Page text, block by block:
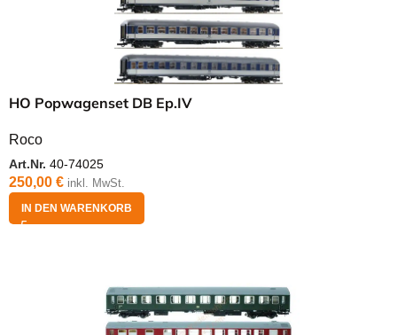
HO Popwagenset DB Ep.IV
Roco
Art.Nr. 40-74025
250,00 € inkl. MwSt.
IN DEN WARENKORB